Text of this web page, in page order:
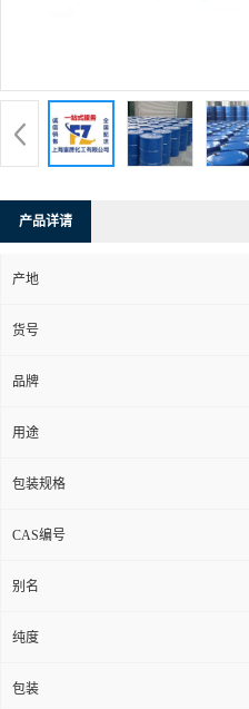
产品详请
产地
货号
品牌
用途
包装规格
CAS编号
别名
纯度
包装